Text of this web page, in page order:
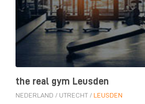
the real gym Leusden
NEDERLAND / UTRECHT / LEUSDEN